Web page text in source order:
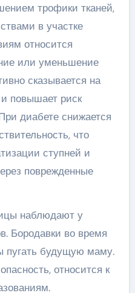
трофики тканей,
в участке
относится
или уменьшение
сказывается на
повышает риск
диабете снижается
что
ступней и
поврежденные
наблюдают у
Бородавки во время
пугать будущую маму.
относится к